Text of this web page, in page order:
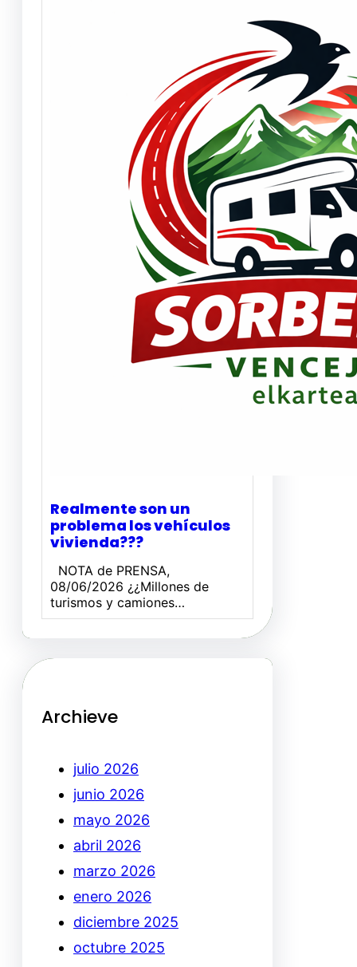
Realmente son un
problema los vehículos
vivienda???
NOTA de PRENSA,
08/06/2026 ¿¿Millones de
turismos y camiones…
Archieve
julio 2026
junio 2026
mayo 2026
abril 2026
marzo 2026
enero 2026
diciembre 2025
octubre 2025